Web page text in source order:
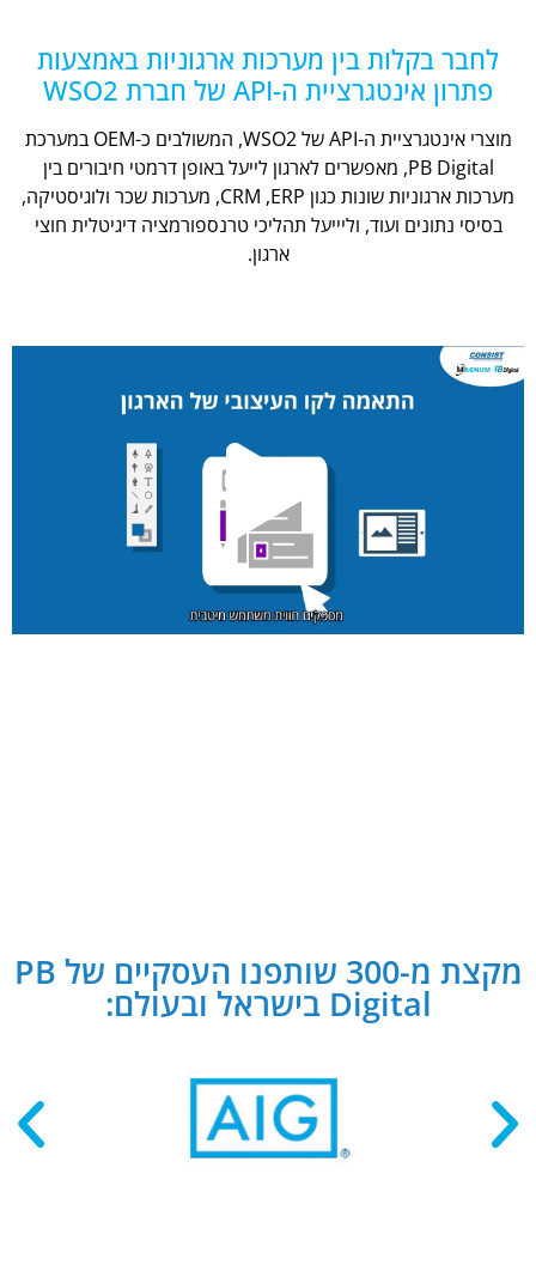
לחבר בקלות בין מערכות ארגוניות באמצעות
פתרון אינטגרציית ה-API של חברת WSO2
מוצרי אינטגרציית ה-API של WSO2, המשולבים כ-OEM במערכת
PB Digital, מאפשרים לארגון לייעל באופן דרמטי חיבורים בין
מערכות ארגוניות שונות כגון CRM ,ERP, מערכות שכר ולוגיסטיקה,
בסיסי נתונים ועוד, וליייעל תהליכי טרנספורמציה דיגיטלית חוצי
ארגון.
מקצת מ-300 שותפנו העסקיים של PB
Digital בישראל ובעולם: